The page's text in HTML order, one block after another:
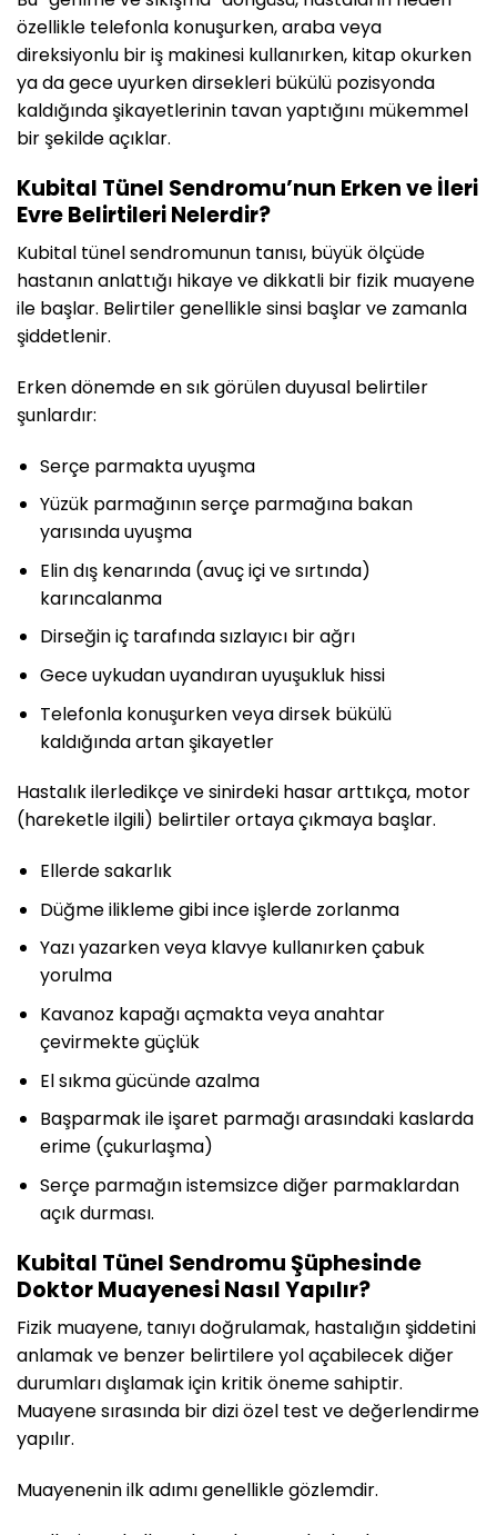
özellikle telefonla konuşurken, araba veya
direksiyonlu bir iş makinesi kullanırken, kitap okurken
ya da gece uyurken dirsekleri bükülü pozisyonda
kaldığında şikayetlerinin tavan yaptığını mükemmel
bir şekilde açıklar.
Kubital Tünel Sendromu’nun Erken ve İleri
Evre Belirtileri Nelerdir?
Kubital tünel sendromunun tanısı, büyük ölçüde
hastanın anlattığı hikaye ve dikkatli bir fizik muayene
ile başlar. Belirtiler genellikle sinsi başlar ve zamanla
şiddetlenir.
Erken dönemde en sık görülen duyusal belirtiler
şunlardır:
Serçe parmakta uyuşma
Yüzük parmağının serçe parmağına bakan
yarısında uyuşma
Elin dış kenarında (avuç içi ve sırtında)
karıncalanma
Dirseğin iç tarafında sızlayıcı bir ağrı
Gece uykudan uyandıran uyuşukluk hissi
Telefonla konuşurken veya dirsek bükülü
kaldığında artan şikayetler
Hastalık ilerledikçe ve sinirdeki hasar arttıkça, motor
(hareketle ilgili) belirtiler ortaya çıkmaya başlar.
Ellerde sakarlık
Düğme ilikleme gibi ince işlerde zorlanma
Yazı yazarken veya klavye kullanırken çabuk
yorulma
Kavanoz kapağı açmakta veya anahtar
çevirmekte güçlük
El sıkma gücünde azalma
Başparmak ile işaret parmağı arasındaki kaslarda
erime (çukurlaşma)
Serçe parmağın istemsizce diğer parmaklardan
açık durması.
Kubital Tünel Sendromu Şüphesinde
Doktor Muayenesi Nasıl Yapılır?
Fizik muayene, tanıyı doğrulamak, hastalığın şiddetini
anlamak ve benzer belirtilere yol açabilecek diğer
durumları dışlamak için kritik öneme sahiptir.
Muayene sırasında bir dizi özel test ve değerlendirme
yapılır.
Muayenenin ilk adımı genellikle gözlemdir.